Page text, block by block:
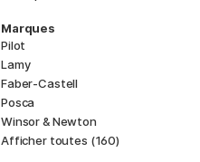
Marques
Pilot
Lamy
Faber-Castell
Posca
Winsor & Newton
Afficher toutes (160)